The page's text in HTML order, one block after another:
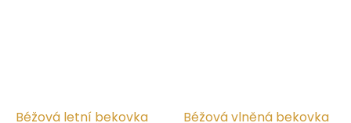
Béžová letní bekovka
Béžová vlněná bekovka